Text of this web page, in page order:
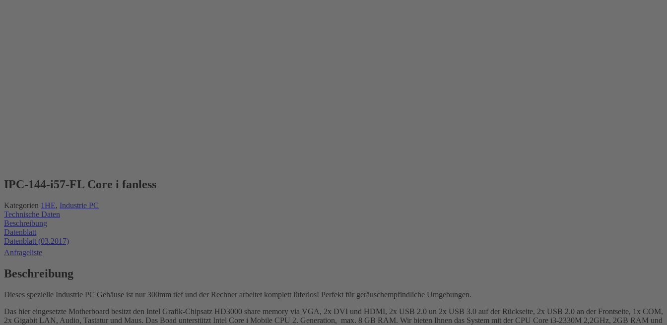
IPC-144-i57-FL Core i fanless
Kategorien 1HE, Industrie PC
Technische Daten
Beschreibung
Datenblatt
Datenblatt (03.2017)
Anfrageliste
Beschreibung
Dieses spezielle Industrie PC Gehäuse ist nur 300mm tief und der Rechner arbeitet komplett lüferlos! Perfekt für geräuschempfindliche Umgebungen.
Das hier eingesetzte Motherboard besitzt den Intel Grafik-Chipsatz HD3000 share memory via VGA, 2x DVI und HDMI, 2x USB 2.0 un 2x USB 3.0 auf der Rückseite, 2x USB 2.0 an der Frontseite, 1x COM,
2x Gigabit LAN, Audio, Tastatur und Maus. Das Boad unterstützt Intel Core i Mobile CPU 2. Generation, max. 8 GB RAM. Wir bieten Ihnen das System mit der CPU Core i3-2330M 2,2GHz, 2GB RAM und